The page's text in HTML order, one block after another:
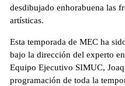
desdibujado enhorabuena las
artísticas.
Esta temporada de MEC ha
bajo la dirección del experto
Equipo Ejecutivo SIMUC,
programación de toda la